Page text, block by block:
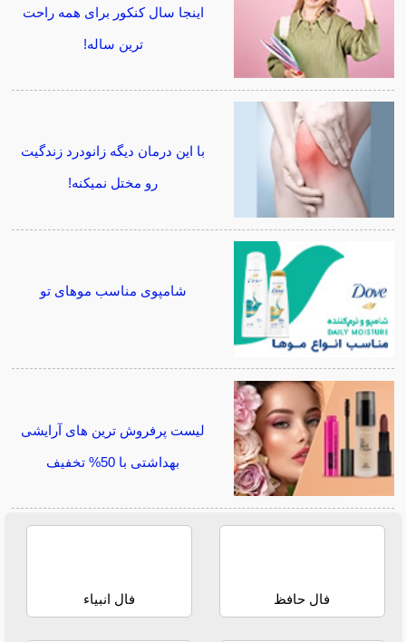
اینجا سال کنکور برای همه راحت
ترین ساله!
با این درمان دیگه زانودرد زندگیت
رو مختل نمیکنه!
شامپوی مناسب موهای تو
لیست پرفروش ترین های آرایشی
بهداشتی با 50% تخفیف
فال حافظ فال انبیاء